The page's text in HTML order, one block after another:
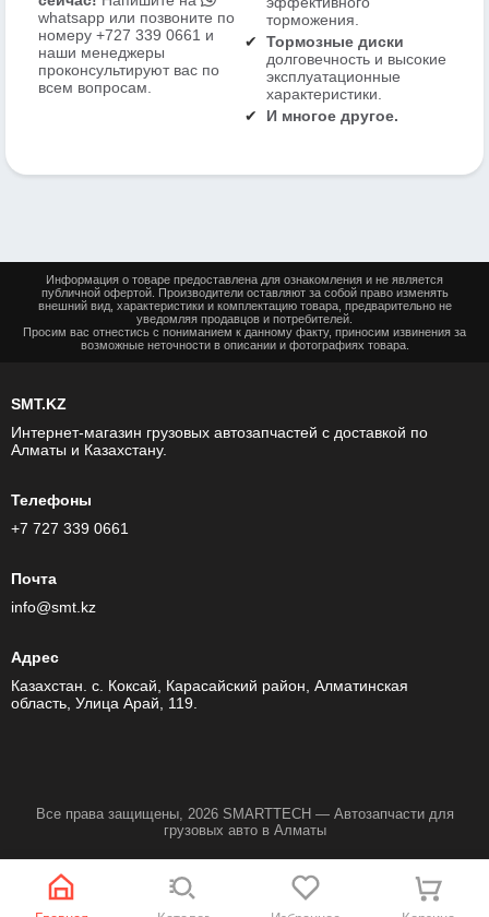
whatsapp или позвоните по
номеру +727 339 0661 и
наши менеджеры
проконсультируют вас по
всем вопросам.
торможения.
Тормозные диски
долговечность и высокие
эксплуатационные
характеристики.
И многое другое.
Информация о товаре предоставлена для ознакомления и не является
публичной офертой. Производители оставляют за собой право изменять
внешний вид, характеристики и комплектацию товара, предварительно не
уведомляя продавцов и потребителей.
Просим вас отнестись с пониманием к данному факту, приносим извинения за
возможные неточности в описании и фотографиях товара.
SMT.KZ
Интернет-магазин грузовых автозапчастей c доставкой по
Алматы и Казахстану.
Телефоны
+7 727 339 0661
Почта
info@smt.kz
Адрес
Казахстан. с. Коксай, Карасайский район, Алматинская
область, Улица Арай, 119.
Все права защищены, 2026 SMARTTECH — Автозапчасти для
грузовых авто в Алматы
Разработка сайта